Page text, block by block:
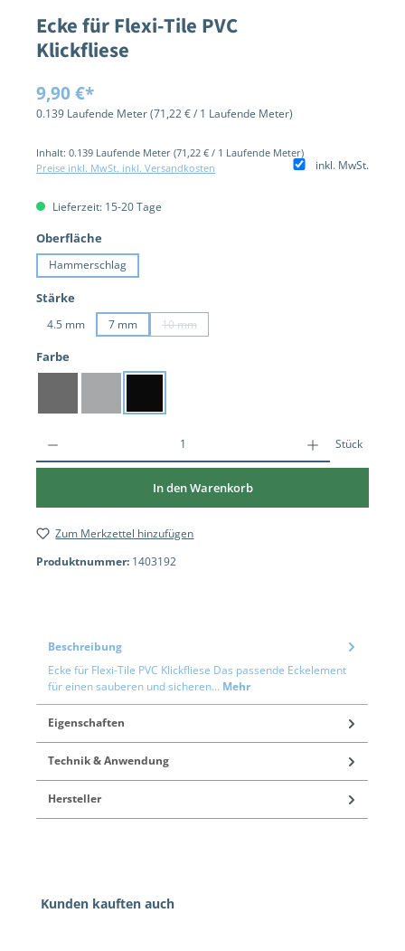
Ecke für Flexi-Tile PVC
Klickfliese
Regulärer Preis:
9,90 €*
0.139 Laufende Meter(71,22 € / 1 Laufende Meter)
Inhalt: 0.139 Laufende Meter (71,22 € / 1 Laufende Meter)
inkl. MwSt.
Preise inkl. MwSt. inkl. Versandkosten
Lieferzeit: 15-20 Tage
Oberfläche
Hammerschlag
Stärke
4.5 mm 7 mm 10 mm
(Diese Option ist zurzeit nicht verfügbar.)
Farbe
Stück
In den Warenkorb
Zum Merkzettel hinzufügen
Produktnummer: 1403192
Beschreibung
Ecke für Flexi-Tile PVC Klickfliese Das passende Eckelement
für einen sauberen und sicheren… Mehr
Eigenschaften
Technik & Anwendung
Hersteller
Produktgalerie überspringen
Kunden kauften auch